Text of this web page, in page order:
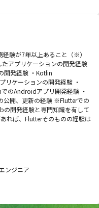
験が7年以上あること（※）
アプリケーションの開発経験
開発経験 ・Kotlin
リケーションの開発経験 ・
のAndroidアプリ開発経験 ・
公開、更新の経験 ※Flutterでの
開発経験と専門知識を有して
れば、Flutterそのものの経験は
ンジニア